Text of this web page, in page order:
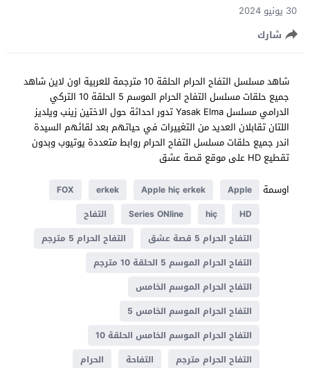
30 يونيو 2024
شارك
شاهد مسلسل التفاح الحرام الحلقة 10 مترجمة للعربية اون لاين شاهد
جميع حلقات مسلسل التفاح الحرام الموسم 5 الحلقة 10 التركي
الدرامي مسلسل Yasak Elma تدور احداثة حول الاختين زينب ويلديز
اللتان تقابلان العديد من التغييرات في حياتهم بعد لقائهم السيدة
اندر جميع حلقات مسلسل التفاح الحرام روابط متعددة يوتيوب وبدون
تقطيع HD على موقع قصة عشق
اوسمة
Apple
Apple hiç erkek
erkek
FOX
HD
hiç
Series ONline
التفاح
التفاح الحرام 5 قصة عشق
التفاح الحرام 5 مترجم
التفاح الحرام الموسم 5 الحلقة 10 مترجم
التفاح الحرام الموسم الخامس
التفاح الحرام الموسم الخامس 5
التفاح الحرام الموسم الخامس الحلقة 10
التفاح الحرام مترجم
التفاحة
الحرام